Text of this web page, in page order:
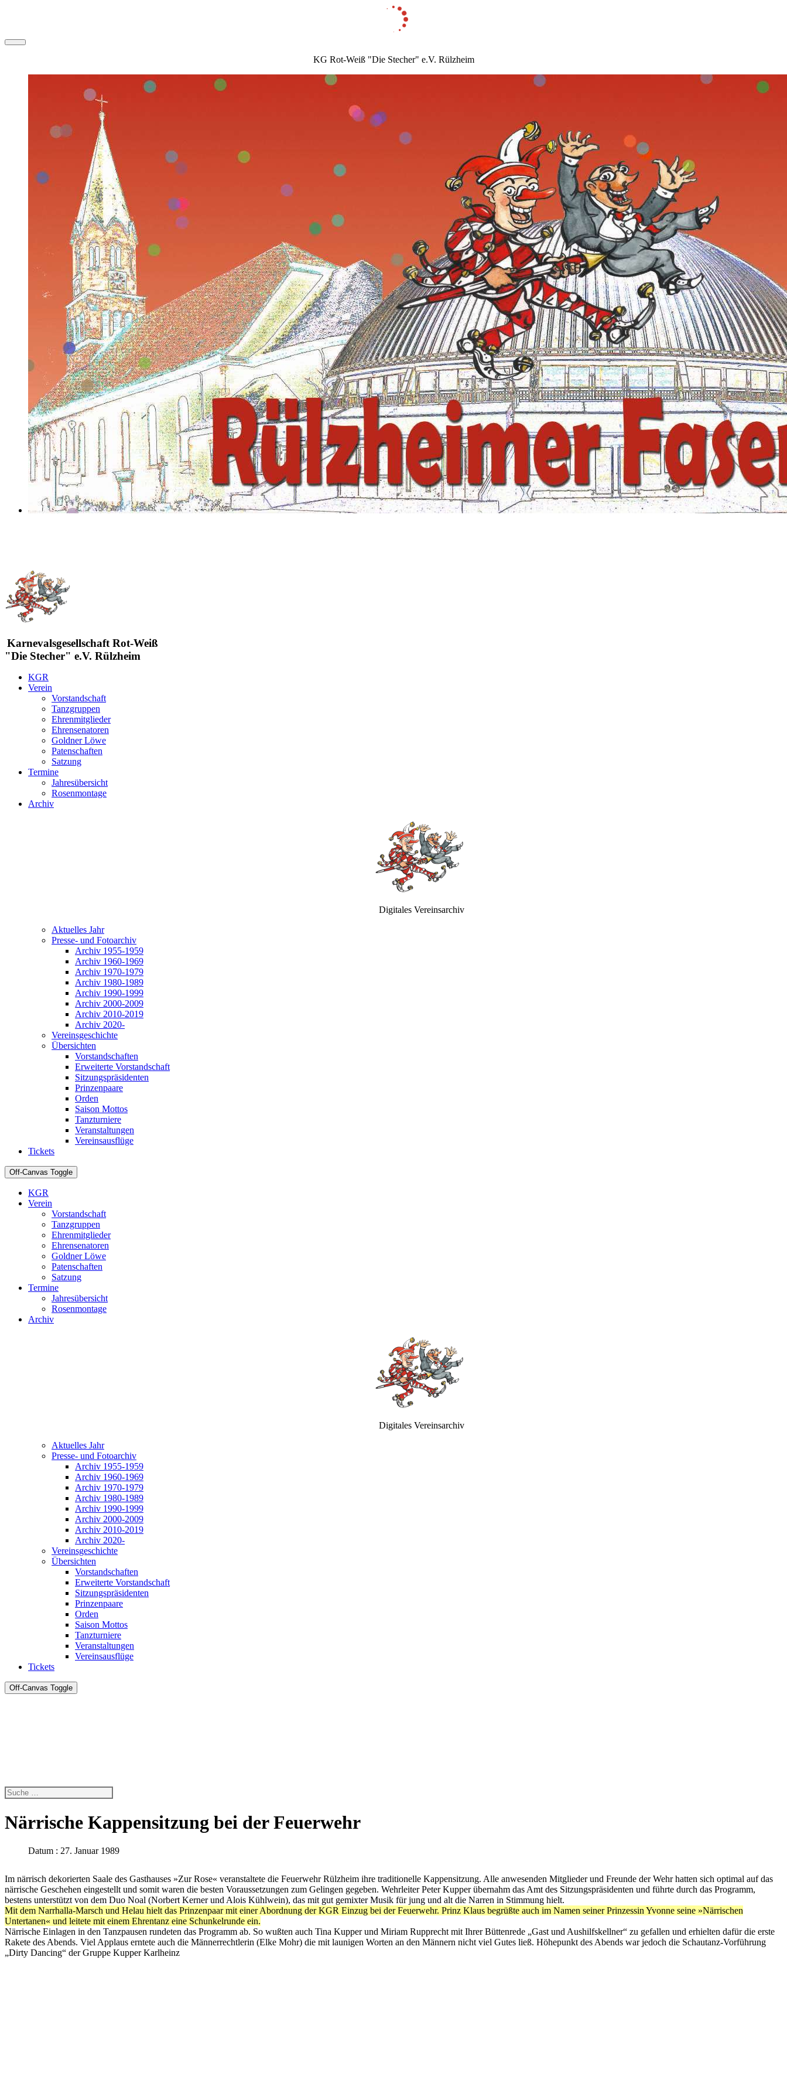
KG Rot-Weiß "Die Stecher" e.V. Rülzheim
Karnevalsgesellschaft Rot-Weiß
"Die Stecher" e.V. Rülzheim
KGR
Verein
Vorstandschaft
Tanzgruppen
Ehrenmitglieder
Ehrensenatoren
Goldner Löwe
Patenschaften
Satzung
Termine
Jahresübersicht
Rosenmontage
Archiv
Digitales Vereinsarchiv
Aktuelles Jahr
Presse- und Fotoarchiv
Archiv 1955-1959
Archiv 1960-1969
Archiv 1970-1979
Archiv 1980-1989
Archiv 1990-1999
Archiv 2000-2009
Archiv 2010-2019
Archiv 2020-
Vereinsgeschichte
Übersichten
Vorstandschaften
Erweiterte Vorstandschaft
Sitzungspräsidenten
Prinzenpaare
Orden
Saison Mottos
Tanzturniere
Veranstaltungen
Vereinsausflüge
Tickets
Off-Canvas Toggle
KGR
Verein
Vorstandschaft
Tanzgruppen
Ehrenmitglieder
Ehrensenatoren
Goldner Löwe
Patenschaften
Satzung
Termine
Jahresübersicht
Rosenmontage
Archiv
Digitales Vereinsarchiv
Aktuelles Jahr
Presse- und Fotoarchiv
Archiv 1955-1959
Archiv 1960-1969
Archiv 1970-1979
Archiv 1980-1989
Archiv 1990-1999
Archiv 2000-2009
Archiv 2010-2019
Archiv 2020-
Vereinsgeschichte
Übersichten
Vorstandschaften
Erweiterte Vorstandschaft
Sitzungspräsidenten
Prinzenpaare
Orden
Saison Mottos
Tanzturniere
Veranstaltungen
Vereinsausflüge
Tickets
Off-Canvas Toggle
Närrische Kappensitzung bei der Feuerwehr
Datum : 27. Januar 1989
Im närrisch dekorierten Saale des Gasthauses »Zur Rose« veranstaltete die Feuerwehr Rülzheim ihre traditionelle Kappensitzung. Alle anwesenden Mitglieder und Freunde der Wehr hatten sich optimal auf das
närrische Geschehen eingestellt und somit waren die besten Voraussetzungen zum Gelingen gegeben. Wehrleiter Peter Kupper übernahm das Amt des Sitzungspräsidenten und führte durch das Programm,
bestens unterstützt von dem Duo Noal (Norbert Kerner und Alois Kühlwein), das mit gut gemixter Musik für jung und alt die Narren in Stimmung hielt.
Mit dem Narrhalla-Marsch und Helau hielt das Prinzenpaar mit einer Abordnung der KGR Einzug bei der Feuerwehr. Prinz Klaus begrüßte auch im Namen seiner Prinzessin Yvonne seine »Närrischen
Untertanen« und leitete mit einem Ehrentanz eine Schunkelrunde ein.
Närrische Einlagen in den Tanzpausen rundeten das Programm ab. So wußten auch Tina Kupper und Miriam Rupprecht mit Ihrer Büttenrede „Gast und Aushilfskellner“ zu gefallen und erhielten dafür die erste
Rakete des Abends. Viel Applaus erntete auch die Männerrechtlerin (Elke Mohr) die mit launigen Worten an den Männern nicht viel Gutes ließ. Höhepunkt des Abends war jedoch die Schautanz-Vorführung
„Dirty Dancing“ der Gruppe Kupper Karlheinz